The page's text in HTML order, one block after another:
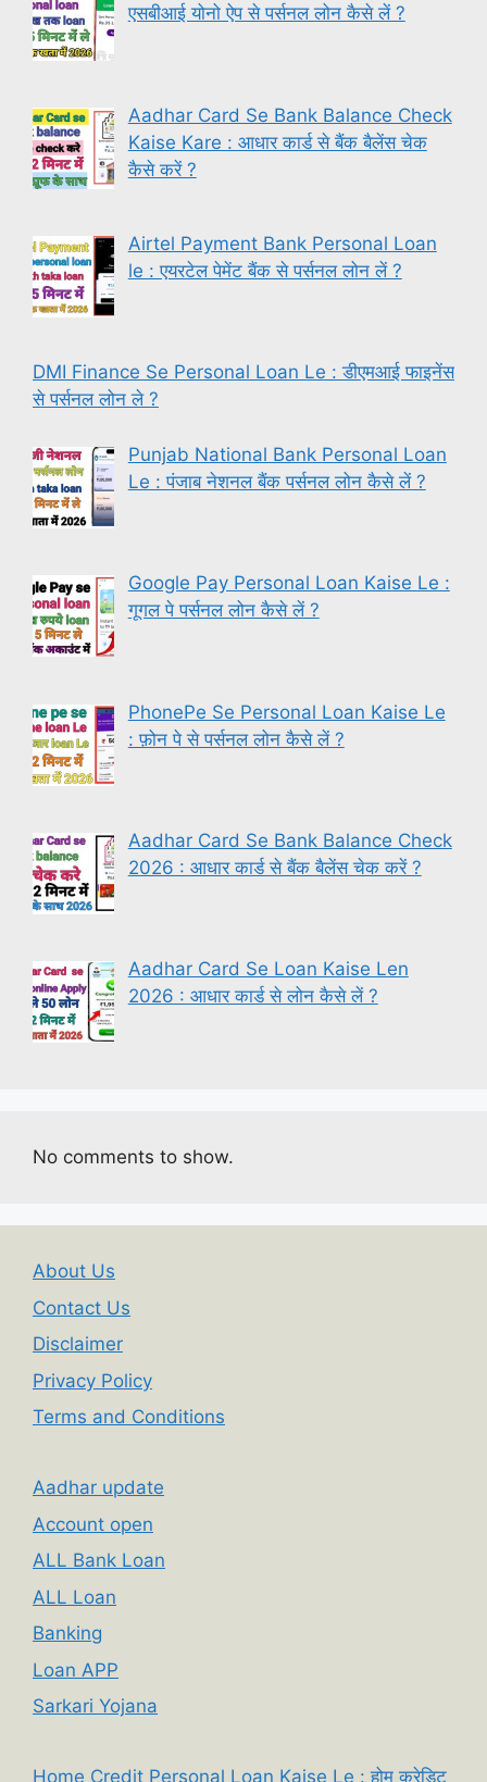
एसबीआई योनो ऐप से पर्सनल लोन कैसे लें ?
Aadhar Card Se Bank Balance Check
Kaise Kare : आधार कार्ड से बैंक बैलेंस चेक
कैसे करें ?
Airtel Payment Bank Personal Loan
le : एयरटेल पेमेंट बैंक से पर्सनल लोन लें ?
DMI Finance Se Personal Loan Le : डीएमआई फाइनेंस
से पर्सनल लोन ले ?
Punjab National Bank Personal Loan
Le : पंजाब नेशनल बैंक पर्सनल लोन कैसे लें ?
Google Pay Personal Loan Kaise Le :
गूगल पे पर्सनल लोन कैसे लें ?
PhonePe Se Personal Loan Kaise Le
: फ़ोन पे से पर्सनल लोन कैसे लें ?
Aadhar Card Se Bank Balance Check
2026 : आधार कार्ड से बैंक बैलेंस चेक करें ?
Aadhar Card Se Loan Kaise Len
2026 : आधार कार्ड से लोन कैसे लें ?
No comments to show.
About Us
Contact Us
Disclaimer
Privacy Policy
Terms and Conditions
Aadhar update
Account open
ALL Bank Loan
ALL Loan
Banking
Loan APP
Sarkari Yojana
Home Credit Personal Loan Kaise Le : होम क्रेडिट